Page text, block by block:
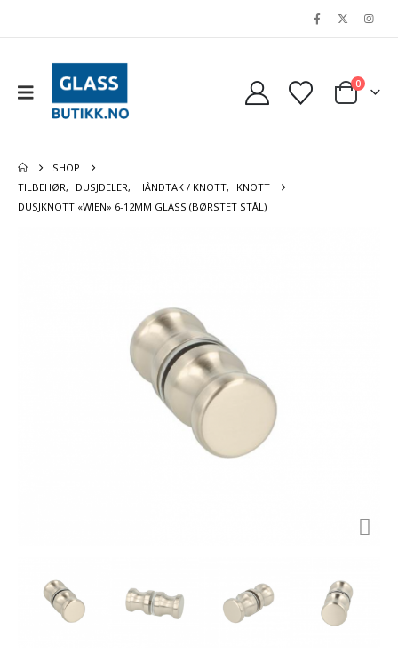
0
SHOP
TILBEHØR, DUSJDELER, HÅNDTAK / KNOTT,
KNOTT
DUSJKNOTT «WIEN» 6-12MM GLASS (BØRSTET STÅL)